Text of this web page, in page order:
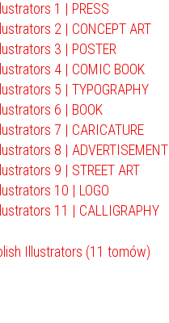
1 | PRESS
2 | CONCEPT ART
3 | POSTER
4 | COMIC BOOK
5 | TYPOGRAPHY
6 | BOOK
7 | CARICATURE
8 | ADVERTISEMENT
9 | STREET ART
10 | LOGO
11 | CALLIGRAPHY
Illustrators (11 tomów)